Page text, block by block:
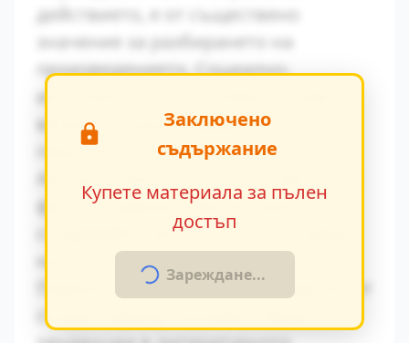
действието, е от съществено
значение за разбирането на
произведението. Социално-
икономическите условия оказват
влияние върху поведението на
героите.
факти в художествения разказ,
създавайки автентична атмосфера
на епохата.
Паралелите с други произведения от
същия период показват общите
Заключено
съдържание
Купете материала за пълен
достъп
Зареждане...